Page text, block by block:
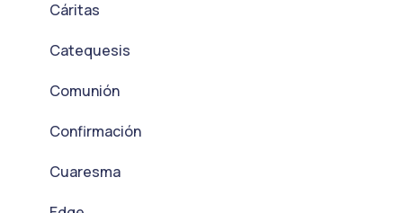
Cáritas
Catequesis
Comunión
Confirmación
Cuaresma